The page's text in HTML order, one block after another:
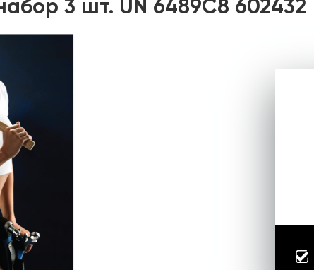
3 шт. UN 6489C8 602432